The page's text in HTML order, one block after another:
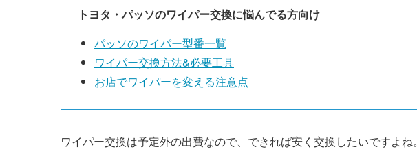
トヨタ・パッソのワイパー交換に悩んでる方向け
パッソのワイパー型番一覧
ワイパー交換方法&必要工具
お店でワイパーを変える注意点
ワイパー交換は予定外の出費なので、できれば安く交換したいですよね。